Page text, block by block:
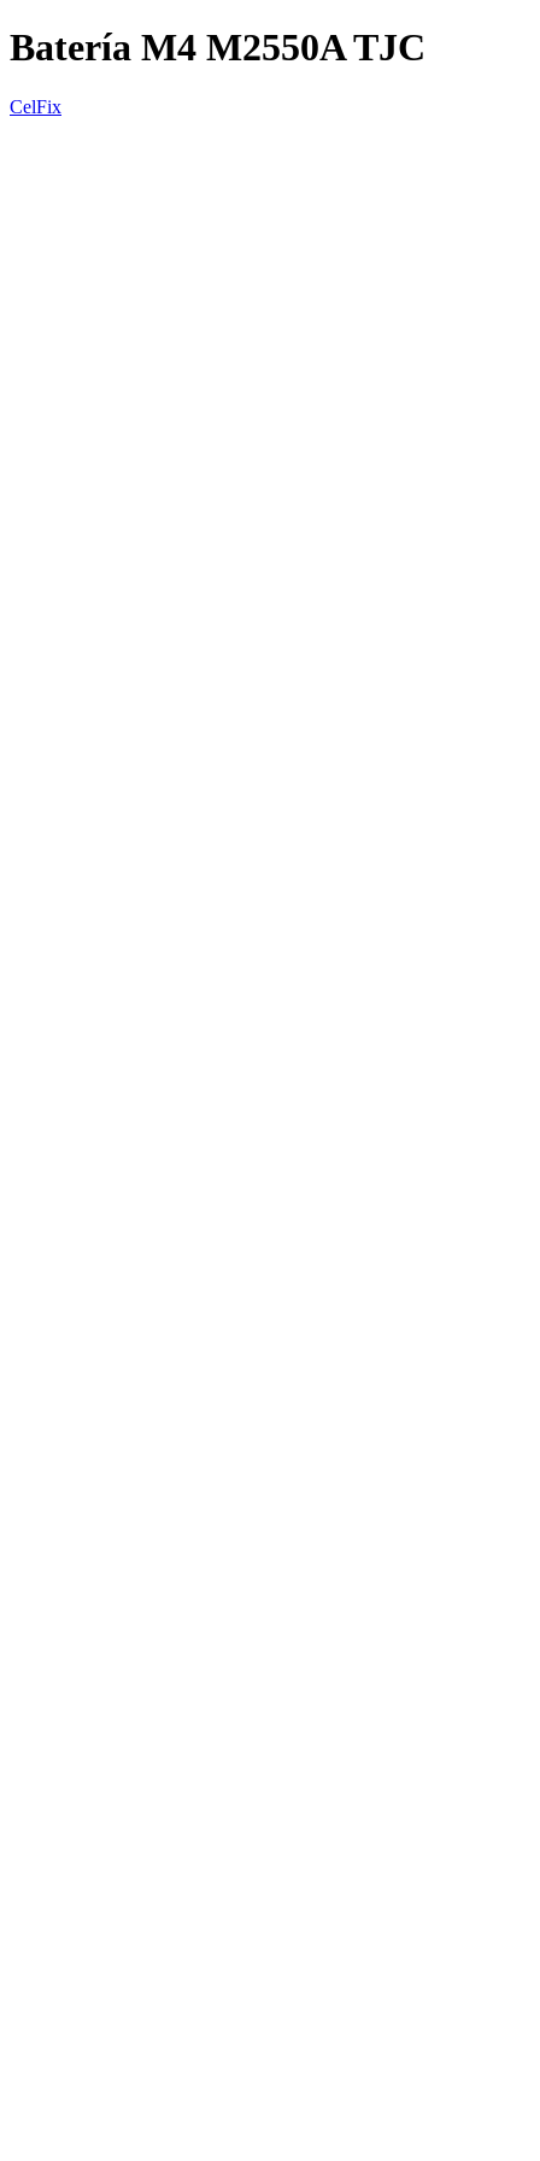
Batería M4 M2550A TJC
CelFix